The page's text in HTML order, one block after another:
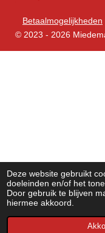
Deze website gebruikt
doeleinden en/of het
Door gebruik te blijven
hiermee akkoord.
Betaalmogelijkheden
© 2023 - 2026